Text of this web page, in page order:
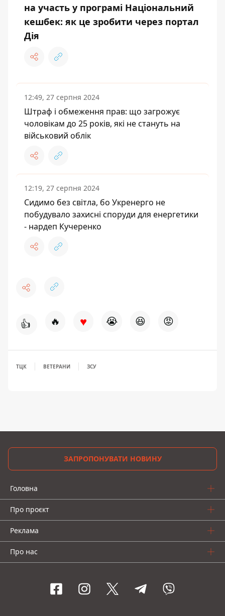
на участь у програмі Національний
кешбек: як це зробити через портал
Дія
12:49, 27 серпня 2024
Штраф і обмеження прав: що загрожує
чоловікам до 25 років, які не стануть на
військовий облік
12:19, 27 серпня 2024
Сидимо без світла, бо Укренерго не
побудувало захисні споруди для енергетики
- нардеп Кучеренко
👍 🔥 ♥ 😭 😆 😡
ТЦК ВЕТЕРАНИ ЗСУ
ЗАПРОПОНУВАТИ НОВИНУ
Головна
Про проєкт
Реклама
Про нас